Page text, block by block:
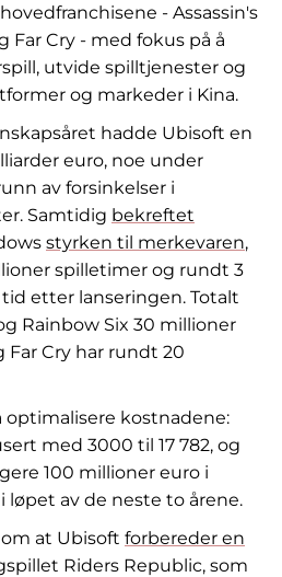
- Assassin's
Far Cry - med fokus på å
utvide spilltjenester og
og markeder i Kina.
hadde Ubisoft en
euro, noe under
av forsinkelser i
Samtidig bekreftet
styrken til merkevaren,
spilletimer og rundt 3
etter lanseringen. Totalt
Rainbow Six 30 millioner
Far Cry har rundt 20
optimalisere kostnadene:
med 3000 til 17 782, og
100 millioner euro i
løpet av de neste to årene.
at Ubisoft forbereder en
Riders Republic, som